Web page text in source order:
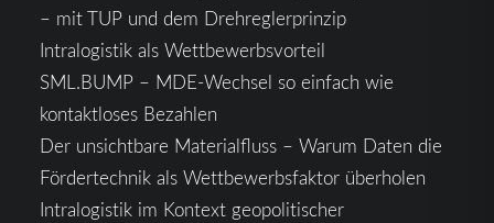
– mit TUP und dem Drehreglerprinzip
Intralogistik als Wettbewerbsvorteil
SML.BUMP – MDE-Wechsel so einfach wie
kontaktloses Bezahlen
Der unsichtbare Materialfluss – Warum Daten die
Fördertechnik als Wettbewerbsfaktor überholen
Intralogistik im Kontext geopolitischer